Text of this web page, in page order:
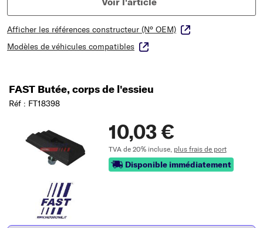
Afficher les références constructeur (N° OEM)
Modèles de véhicules compatibles
FAST Butée, corps de l'essieu
Réf : FT18398
10,03 €
TVA de 20% incluse, plus frais de port
Disponible immédiatement